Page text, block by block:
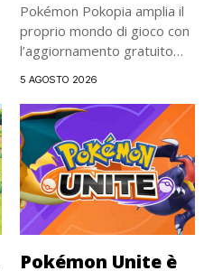
Pokémon Pokopia amplia il
proprio mondo di gioco con
l’aggiornamento gratuito
5 AGOSTO 2026
Pokémon Unite è